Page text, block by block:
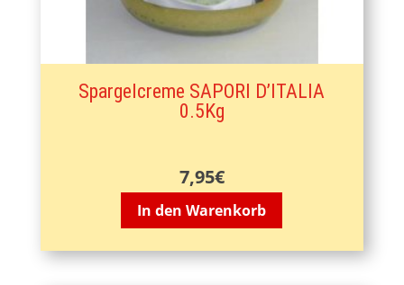
Spargelcreme SAPORI D’ITALIA
0.5Kg
7,95€
In den Warenkorb